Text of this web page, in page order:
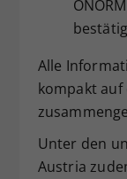
Alle
kompakt auf
Unter den
Austria